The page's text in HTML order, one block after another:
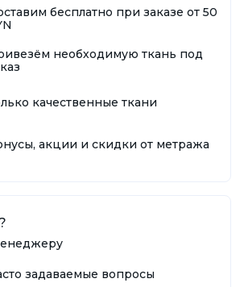
бесплатно при заказе от 50
необходимую ткань под
качественные ткани
акции и скидки от метража
задаваемые вопросы